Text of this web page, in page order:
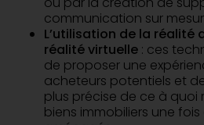
communication sur
L’utilisation de la réalité
réalité virtuelle : ces
de proposer une
acheteurs potentiels et
plus précise de ce à quoi
biens immobiliers une fois